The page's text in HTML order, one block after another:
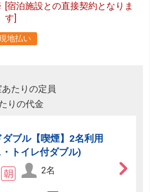
[宿泊施設との直接契約となりま
す]
地払い
たりの定員
りの代金
ブル【喫煙】2名利用
トイレ付ダブル)
2名